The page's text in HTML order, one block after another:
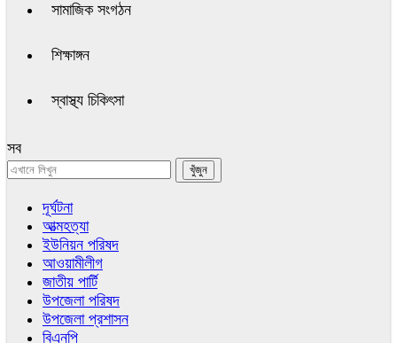
সামাজিক সংগঠন
শিক্ষাঙ্গন
স্বাস্থ্য চিকিৎসা
সব
দূর্ঘটনা
আত্মহত্যা
ইউনিয়ন পরিষদ
আওয়ামীলীগ
জাতীয় পার্টি
উপজেলা পরিষদ
উপজেলা প্রশাসন
বিএনপি